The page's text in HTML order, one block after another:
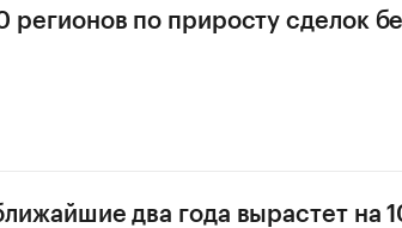
регионов по приросту сделок
два года вырастет на